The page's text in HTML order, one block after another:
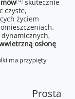
skutecznie
czyste,
życiem
osłonę
Prosta